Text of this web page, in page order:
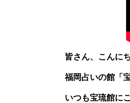
皆さん、こんにち
福岡占いの館「
いつも宝琉館に